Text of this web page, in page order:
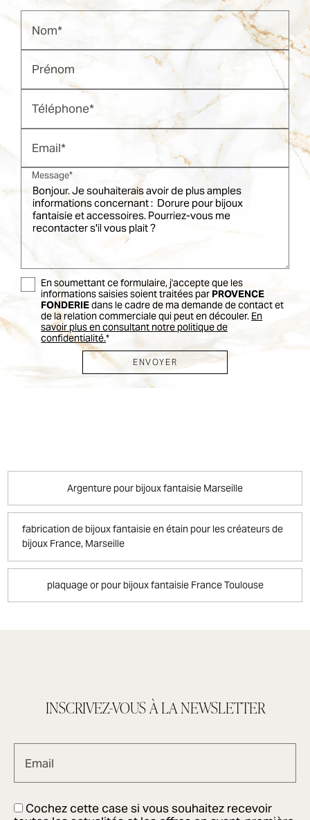
Nom*
Prénom
Téléphone*
Email*
Message*
En soumettant ce formulaire, j'accepte que les
informations saisies soient traitées par PROVENCE
FONDERIEdans le cadre de ma demande de contact et
de la relation commerciale qui peut en découler. En
savoir plus en consultant notre politique de
confidentialité.*
Argenture pour bijoux fantaisie Marseille
fabrication de bijoux fantaisie en étain pour les créateurs de
bijoux France, Marseille
plaquage or pour bijoux fantaisie France Toulouse
INSCRIVEZ-VOUS À LA NEWSLETTER
Email
Cochez cette case si vous souhaitez recevoir